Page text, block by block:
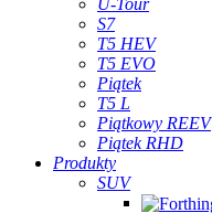
U-Tour
S7
T5 HEV
T5 EVO
Piątek
T5 L
Piątkowy REEV
Piątek RHD
Produkty
SUV